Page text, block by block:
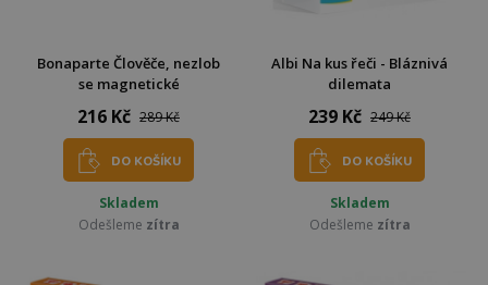
Bonaparte Člověče, nezlob
se magnetické
216 Kč 289 Kč
DO KOŠÍKU
Skladem
Odešleme zítra
Albi Na kus řeči - Bláznivá
dilemata
239 Kč 249 Kč
DO KOŠÍKU
Skladem
Odešleme zítra